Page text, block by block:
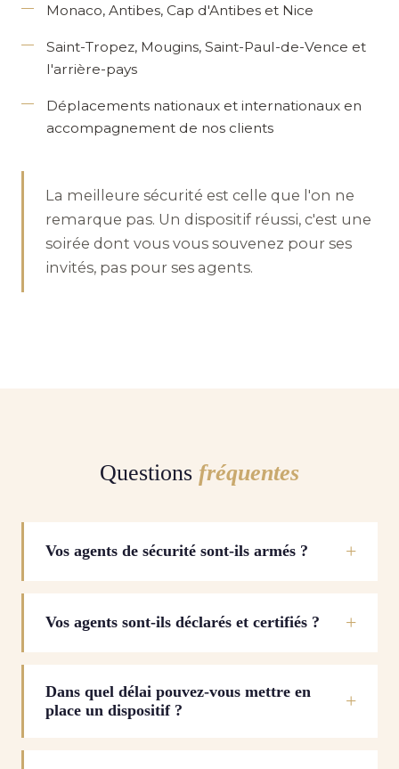
Monaco, Antibes, Cap d'Antibes et Nice
Saint-Tropez, Mougins, Saint-Paul-de-Vence et
l'arrière-pays
Déplacements nationaux et internationaux en
accompagnement de nos clients
La meilleure sécurité est celle que l'on ne
remarque pas. Un dispositif réussi, c'est une
soirée dont vous vous souvenez pour ses
invités, pas pour ses agents.
Questions fréquentes
Vos agents de sécurité sont-ils armés ?
Vos agents sont-ils déclarés et certifiés ?
Dans quel délai pouvez-vous mettre en
place un dispositif ?